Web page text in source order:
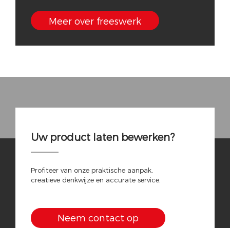
Meer over freeswerk
Uw product laten bewerken?
Profiteer van onze praktische aanpak,
creatieve denkwijze en accurate service.
Neem contact op